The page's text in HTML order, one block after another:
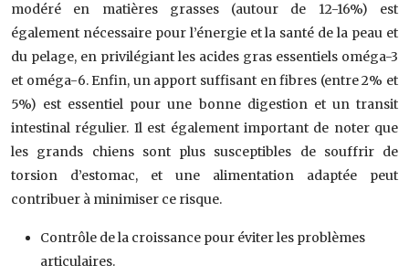
modéré en matières grasses (autour de 12-16%) est
également nécessaire pour l’énergie et la santé de la peau et
du pelage, en privilégiant les acides gras essentiels oméga-3
et oméga-6. Enfin, un apport suffisant en fibres (entre 2% et
5%) est essentiel pour une bonne digestion et un transit
intestinal régulier. Il est également important de noter que
les grands chiens sont plus susceptibles de souffrir de
torsion d’estomac, et une alimentation adaptée peut
contribuer à minimiser ce risque.
Contrôle de la croissance pour éviter les problèmes
articulaires.